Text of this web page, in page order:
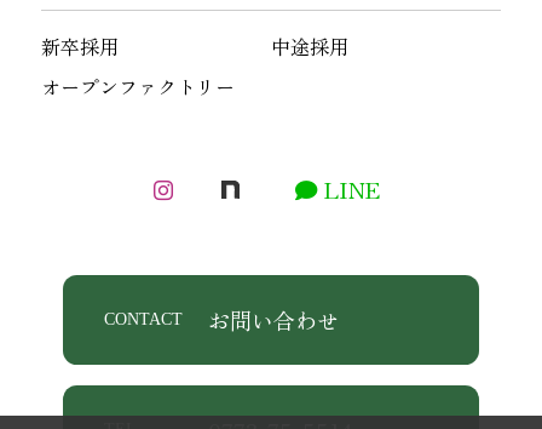
新卒採用
中途採用
オープンファクトリー
LINE
CONTACT お問い合わせ